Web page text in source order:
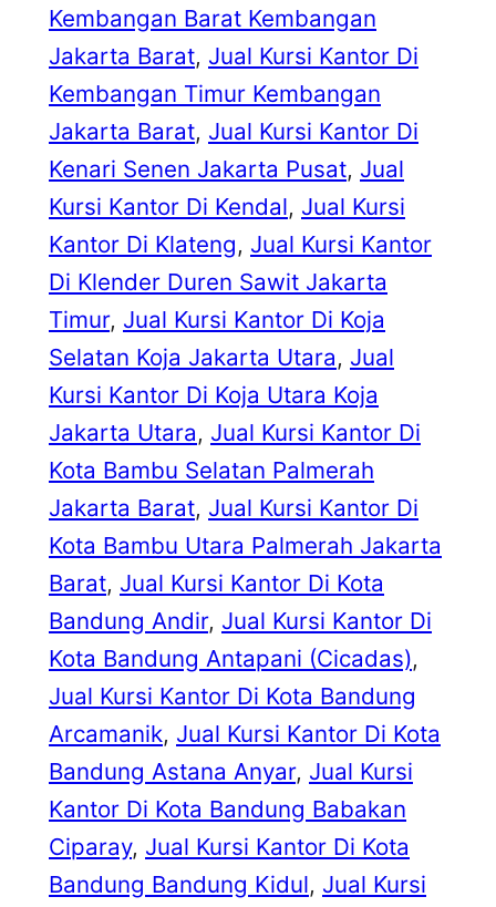
Kembangan Barat Kembangan
Jakarta Barat, Jual Kursi Kantor Di
Kembangan Timur Kembangan
Jakarta Barat, Jual Kursi Kantor Di
Kenari Senen Jakarta Pusat, Jual
Kursi Kantor Di Kendal, Jual Kursi
Kantor Di Klateng, Jual Kursi Kantor
Di Klender Duren Sawit Jakarta
Timur, Jual Kursi Kantor Di Koja
Selatan Koja Jakarta Utara, Jual
Kursi Kantor Di Koja Utara Koja
Jakarta Utara, Jual Kursi Kantor Di
Kota Bambu Selatan Palmerah
Jakarta Barat, Jual Kursi Kantor Di
Kota Bambu Utara Palmerah Jakarta
Barat, Jual Kursi Kantor Di Kota
Bandung Andir, Jual Kursi Kantor Di
Kota Bandung Antapani (Cicadas)
Jual Kursi Kantor Di Kota Bandung
Arcamanik, Jual Kursi Kantor Di Kota
Bandung Astana Anyar, Jual Kursi
Kantor Di Kota Bandung Babakan
Ciparay, Jual Kursi Kantor Di Kota
Bandung Bandung Kidul, Jual Kursi